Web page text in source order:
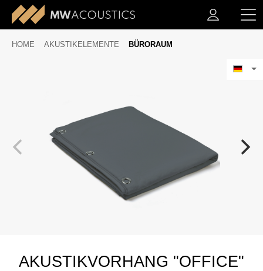
HOME AKUSTIKELEMENTE BÜRORAUM
AKUSTIKVORHANG "OFFICE"